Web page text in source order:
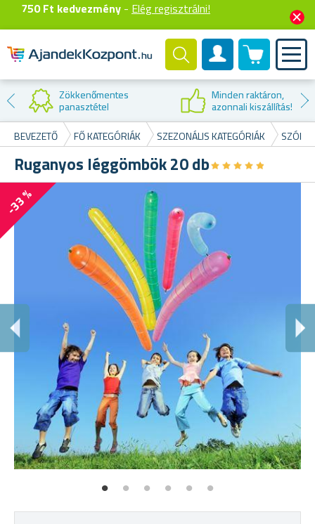
750 Ft kedvezmény - Elég regisztrálni!
Felhasználók fiók
0 termék
Zökkenőmentes
panasztétel
Minden raktáron,
azonnali kiszállítás!
BEVEZETŐ
FŐ KATEGÓRIÁK SZEZONÁLIS KATEGÓRIÁK
Ruganyos léggömbök 20 db★★★★★
★★★★★
-33 %